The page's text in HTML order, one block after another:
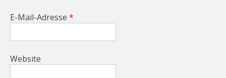
E-Mail-Adresse *
Website